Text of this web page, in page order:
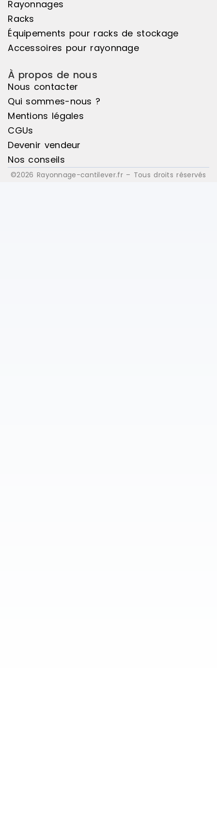
verticaux Bacs euro ou bacs
Rayonnages
Racks
Équipements pour racks de stockage
Accessoires pour rayonnage
À propos de nous
Nous contacter
Qui sommes-nous ?
Mentions légales
CGUs
Devenir vendeur
Nos conseils
©2026 Rayonnage-cantilever.fr – Tous droits réservés